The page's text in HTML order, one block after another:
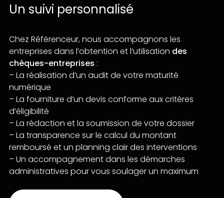
Un suivi personnalisé
Chez Référenceur, nous accompagnons les
entreprises dans l’obtention et l’utilisation des
chèques-entreprises :
– La réalisation d’un audit de votre maturité
numérique
– La fourniture d’un devis conforme aux critères
d’éligibilité
– La rédaction et la soumission de votre dossier
– La transparence sur le calcul du montant
remboursé et un planning clair des interventions
– Un accompagnement dans les démarches
administratives pour vous soulager un maximum